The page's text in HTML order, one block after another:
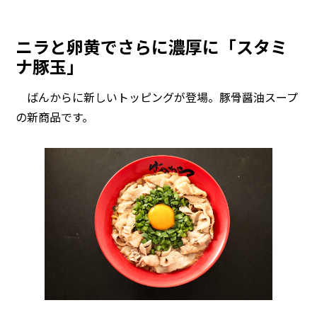
ニラと卵黄でさらに濃厚に「スタミ
ナ豚玉」
ばんからに新しいトッピングが登場。豚骨醤油スープ
の新商品です。